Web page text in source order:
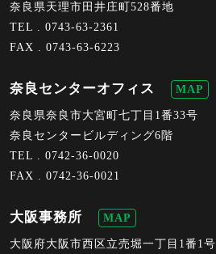
奈良県天理市田井庄町528番地
TEL . 0743-63-2361
FAX . 0743-63-6223
奈良センターオフィス MAP
奈良県奈良市大宮町七丁目1番33号
奈良センタービルディング6階
TEL . 0742-36-0020
FAX . 0742-36-0021
大阪事務所 MAP
大阪府大阪市西区立売堀一丁目1番1号